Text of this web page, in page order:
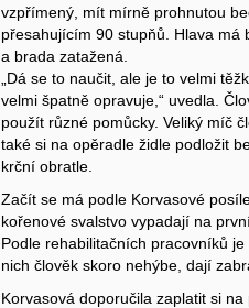
vzpřímený, mít mírně prohnutou
přesahujícím 90 stupňů. Hlava má
a brada zatažená.
„Dá se to naučit, ale je to velmi
velmi špatně opravuje,“ uvedla.
použít různé pomůcky. Veliký míč
také si na opěradle židle podložit
krční obratle.
Začít se má podle Korvasové
kořenové svalstvo vypadají na
Podle rehabilitačních pracovníků
nich člověk skoro nehýbe, dají
Korvasová doporučila zaplatit si